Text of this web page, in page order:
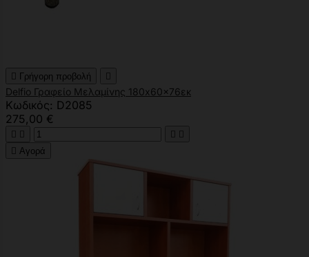
 Γρήγορη προβολή 
Delfio Γραφείο Μελαμίνης 180x60x76εκ
Κωδικός: D2085
275,00 €
   
 Αγορά